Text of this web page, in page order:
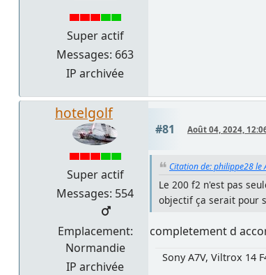
Super actif
Messages: 663
IP archivée
hotelgolf
Super actif
Messages: 554
Emplacement:
Normandie
IP archivée
#81 Août 04, 2024,
Citation de: philippe28 le
Le 200 f2 n'est pas
objectif ça serait pour
completement d
Sony A7V, Viltrox 14